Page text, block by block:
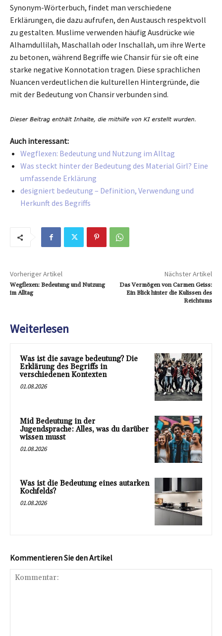
Synonym-Wörterbuch, findet man verschiedene
Erklärungen, die dazu aufrufen, den Austausch respektvoll
zu gestalten. Muslime verwenden häufig Ausdrücke wie
Alhamdullilah, Maschallah oder Inschallah, um ihre Werte
zu betonen, während Begriffe wie Chansir für sie oft eine
starke negative Konnotation tragen. Diese sprachlichen
Nuancen verdeutlichen die kulturellen Hintergründe, die
mit der Bedeutung von Chansir verbunden sind.
Auch interessant:
Wegflexen: Bedeutung und Nutzung im Alltag
Was steckt hinter der Bedeutung des Material Girl? Eine
umfassende Erklärung
designiert bedeutung – Definition, Verwendung und
Herkunft des Begriffs
Vorheriger Artikel
Wegflexen: Bedeutung und Nutzung
im Alltag
Nächster Artikel
Das Vermögen von Carmen Geiss:
Ein Blick hinter die Kulissen des
Reichtums
Weiterlesen
Was ist die savage bedeutung? Die
Erklärung des Begriffs in
verschiedenen Kontexten
01.08.2026
Mid Bedeutung in der
Jugendsprache: Alles, was du darüber
wissen musst
01.08.2026
Was ist die Bedeutung eines autarken
Kochfelds?
01.08.2026
Kommentieren Sie den Artikel